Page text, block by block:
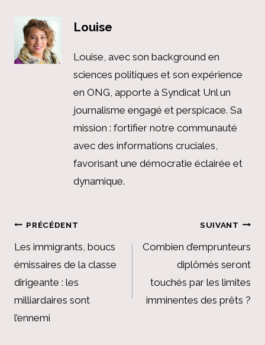
Louise
Louise, avec son background en
sciences politiques et son expérience
en ONG, apporte à Syndicat Unl un
journalisme engagé et perspicace. Sa
mission : fortifier notre communauté
avec des informations cruciales,
favorisant une démocratie éclairée et
dynamique.
Navigation
de
l’article
PRÉCÉDENT
Les immigrants, boucs
émissaires de la classe
dirigeante : les
milliardaires sont
l’ennemi
SUIVANT
Combien d’emprunteurs
diplômés seront
touchés par les limites
imminentes des prêts ?